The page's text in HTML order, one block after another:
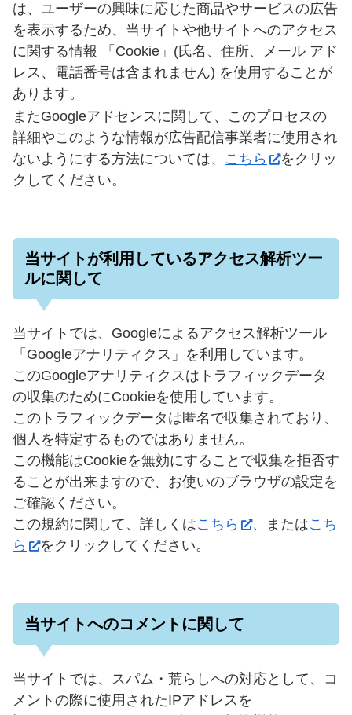
は、ユーザーの興味に応じた商品やサービスの広告
を表示するため、当サイトや他サイトへのアクセス
に関する情報 「Cookie」(氏名、住所、メール アド
レス、電話番号は含まれません) を使用することが
あります。
またGoogleアドセンスに関して、このプロセスの
詳細やこのような情報が広告配信事業者に使用され
ないようにする方法については、 こちら
をクリッ
クしてください。
当サイトが利用しているアクセス解析ツー
ルに関して
当サイトでは、Googleによるアクセス解析ツール
「Googleアナリティクス」を利用しています。
このGoogleアナリティクスはトラフィックデータ
の収集のためにCookieを使用しています。
このトラフィックデータは匿名で収集されており、
個人を特定するものではありません。
この機能はCookieを無効にすることで収集を拒否す
ることが出来ますので、お使いのブラウザの設定を
ご確認ください。
この規約に関して、詳しくはこちら 、またはこち
ら
をクリックしてください。
当サイトへのコメントに関して
当サイトでは、スパム・荒らしへの対応として、コ
メントの際に使用されたIPアドレスを